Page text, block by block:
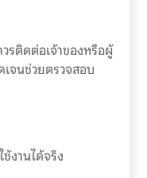
รติดต่อเจ้าของหรือผู้
จนช่วยตรวจสอบ
งานได้จริง